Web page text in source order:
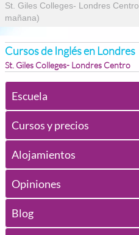
St. Giles Colleges- Londres Centro
mañana)
Cursos de Inglés en Londres
St. Giles Colleges- Londres Centro
Escuela
Cursos y precios
Alojamientos
Opiniones
Blog